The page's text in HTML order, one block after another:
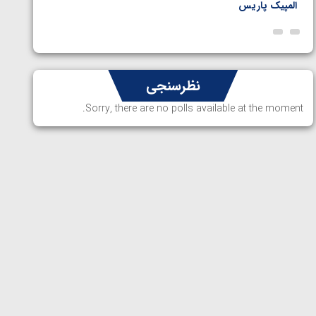
المپیک پاریس
نظرسنجی
Sorry, there are no polls available at the moment.